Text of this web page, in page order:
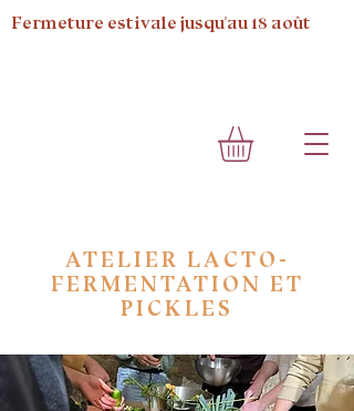
Fermeture estivale jusqu'au 18 août
ATELIER LACTO-
FERMENTATION ET
PICKLES